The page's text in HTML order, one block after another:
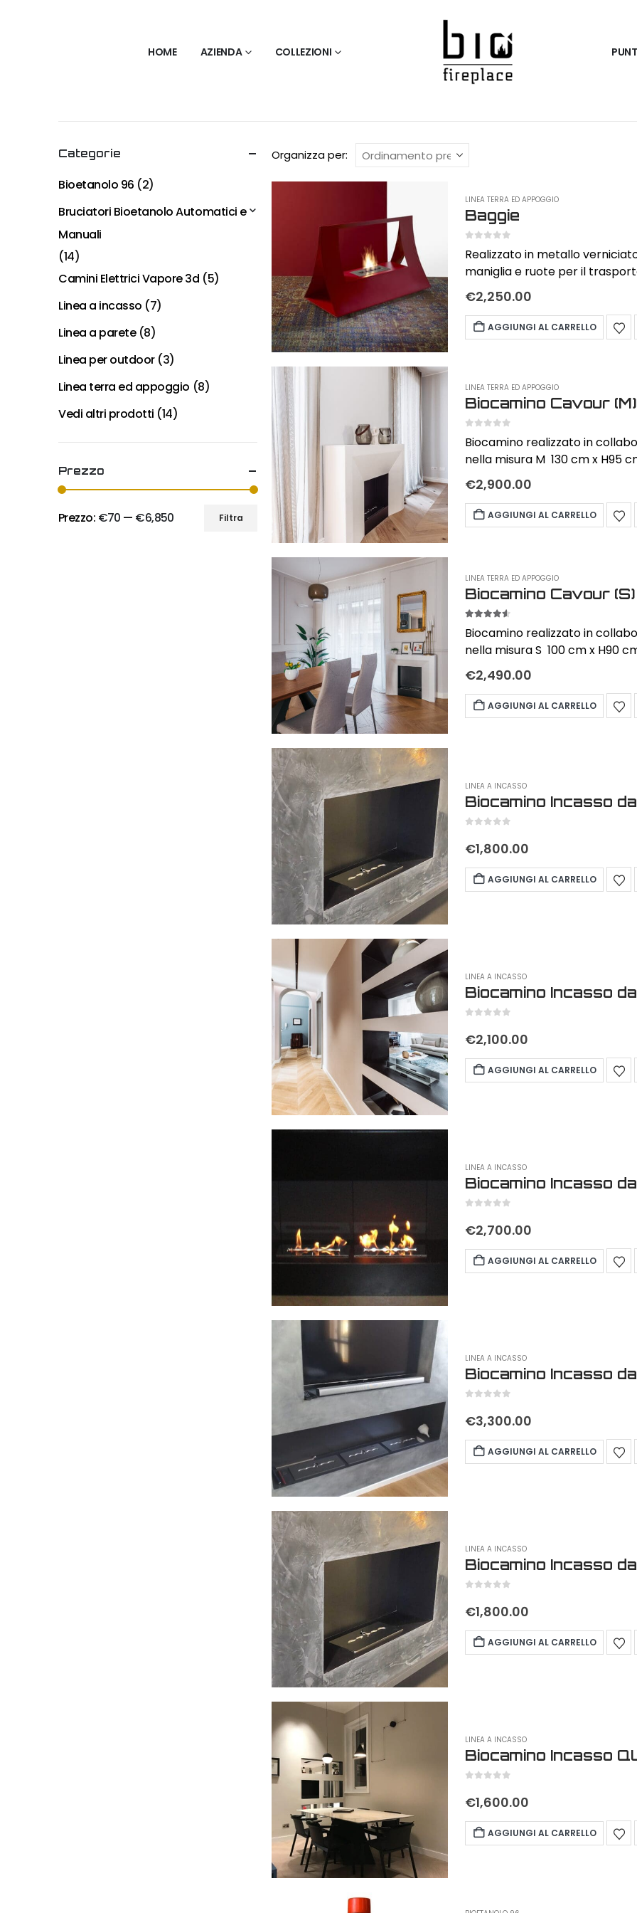
HOME AZIENDA COLLEZIONI
Organizza per:
LINEA TERRA ED APPOGGIO
Baggie
Realizzato in metallo
maniglia e ruote per il trasporto dim 1040X730X510mm Potenza 3,5
Capacità 1,7Lt Autonomia 5h
fireplace Abbinabile con
rosso e nero Made of
Equipped with a handle and
black
€2,250.00
AGGIUNGI AL CARRELLO
LINEA TERRA ED APPOGGIO
Biocamino Cavour (M)
Biocamino realizzato in
nella misura M 130 cm x H95
€2,900.00
AGGIUNGI AL CARRELLO
LINEA TERRA ED APPOGGIO
Biocamino Cavour (S)
Biocamino realizzato in
nella misura S 100 cm x H90
€2,490.00
AGGIUNGI AL CARRELLO
LINEA A INCASSO
Biocamino Incasso
€1,800.00
AGGIUNGI AL CARRELLO
LINEA A INCASSO
Biocamino Incasso
€2,100.00
AGGIUNGI AL CARRELLO
LINEA A INCASSO
Biocamino Incasso
€2,700.00
AGGIUNGI AL CARRELLO
LINEA A INCASSO
Biocamino Incasso
€3,300.00
AGGIUNGI AL CARRELLO
LINEA A INCASSO
Biocamino Incasso
€1,800.00
AGGIUNGI AL CARRELLO
LINEA A INCASSO
Biocamino Incasso
€1,600.00
AGGIUNGI AL CARRELLO
Categorie
Bioetanolo 96 (2)
Bruciatori Bioetanolo Automatici e
Manuali
(14)
Camini Elettrici Vapore 3d (5)
Linea a incasso (7)
Linea a parete (8)
Linea per outdoor (3)
Linea terra ed appoggio (8)
Vedi altri prodotti (14)
Prezzo
Filtra
Prezzo: €70 — €6,850